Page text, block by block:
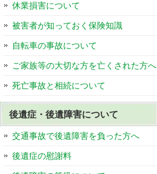
休業損害について
被害者が知っておく保険知識
自転車の事故について
ご家族等の大切な方を亡くされた方へ
死亡事故と相続について
後遺症・後遺障害について
交通事故で後遺障害を負った方へ
後遺症の慰謝料